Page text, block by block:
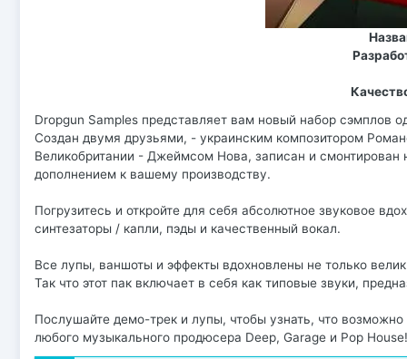
Dropgun Samples представляет вам новый набор сэмплов
Создан двумя друзьями, - украинским композитором
Великобритании - Джеймсом Нова, записан и смонтирован
дополнением к вашему производству.
Погрузитесь и откройте для себя абсолютное звуковое
синтезаторы / капли, пэды и качественный вокал.
Все лупы, ваншоты и эффекты вдохновлены не только
Так что этот пак включает в себя как типовые звуки,
Послушайте демо-трек и лупы, чтобы узнать, что
любого музыкального продюсера Deep, Garage и Pop House!